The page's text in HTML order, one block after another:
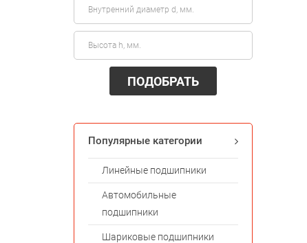
ПОДОБРАТЬ
Популярные категории
Линейные подшипники
Автомобильные
подшипники
Шариковые подшипники